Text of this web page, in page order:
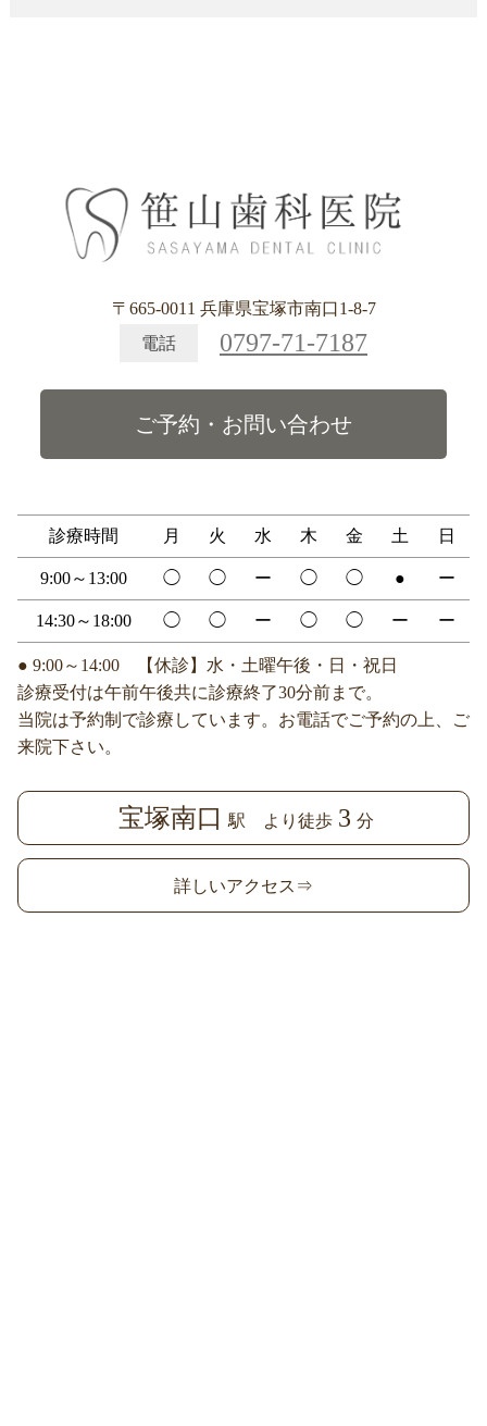
〒665-0011 兵庫県宝塚市南口1-8-7
電話
0797-71-7187
ご予約・お問い合わせ
診療時間 月 火 水 木 金 土 日
9:00～13:00 ◯ ◯ ー ◯ ◯ ● ー
14:30～18:00 ◯ ◯ ー ◯ ◯ ー ー
● 9:00～14:00 【休診】水・土曜午後・日・祝日
診療受付は午前午後共に診療終了30分前まで。
当院は予約制で診療しています。お電話でご予約の上、ご
来院下さい。
宝塚南口 駅 より徒歩 3 分
詳しいアクセス⇒